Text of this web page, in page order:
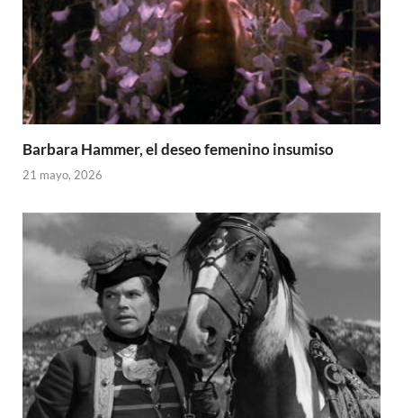
Barbara Hammer, el deseo femenino insumiso
21 mayo, 2026